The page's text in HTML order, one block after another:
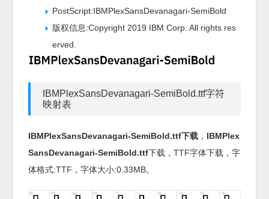
PostScript:IBMPlexSansDevanagari-SemiBold
版权信息:Copyright 2019 IBM Corp. All rights res
erved.
IBMPlexSansDevanagari-SemiBold.ttf字符
映射表
IBMPlexSansDevanagari-SemiBold.ttf下载 ， IBMPlex
SansDevanagari-SemiBold.ttf下载，TTF字体下载，字
体格式:TTF ，字体大小:0.33MB。